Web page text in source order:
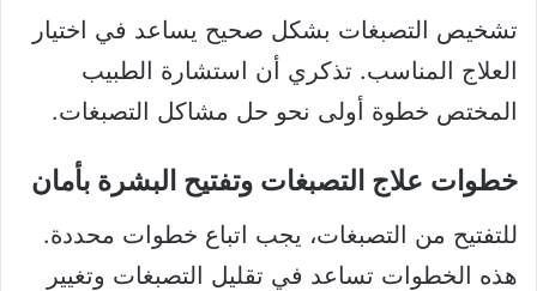
تشخيص التصبغات بشكل صحيح يساعد في اختيار
العلاج المناسب. تذكري أن استشارة الطبيب
المختص خطوة أولى نحو حل مشاكل التصبغات.
خطوات علاج التصبغات وتفتيح البشرة بأمان
للتفتيح من التصبغات، يجب اتباع خطوات محددة.
هذه الخطوات تساعد في تقليل التصبغات وتغيير